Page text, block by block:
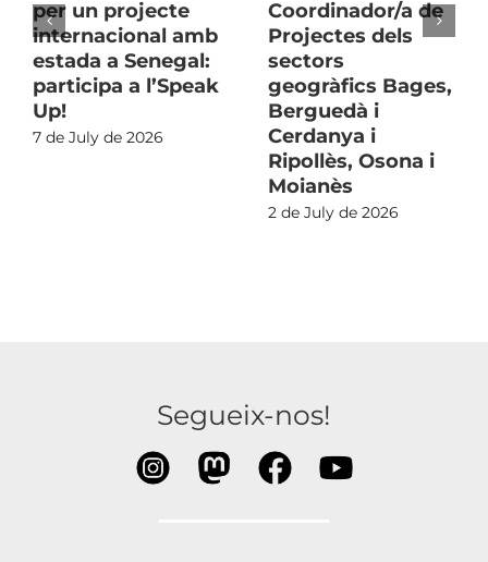
per un projecte
internacional amb
estada a Senegal:
participa a l’Speak
Up!
7 de July de 2026
Coordinador/a de
Projectes dels
sectors
geogràfics Bages,
Berguedà i
Cerdanya i
Ripollès, Osona i
Moianès
2 de July de 2026
Segueix-nos!